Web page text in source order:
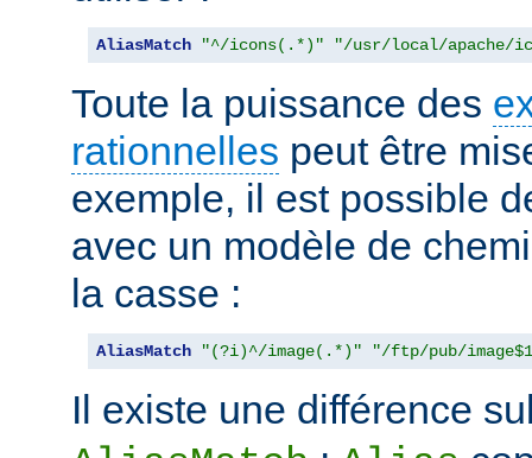
AliasMatch "^/icons(.*)" "/usr/local/apache/
Toute la puissance des
rationnelles peut être
exemple, il est possible
avec un modèle de
la casse :
AliasMatch "(?i)^/image(.*)" "/ftp/pub/
Il existe une différence